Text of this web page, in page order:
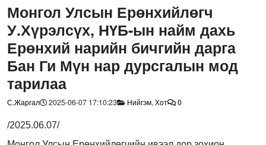
Монгол Улсын Ерөнхийлөгч
У.Хүрэлсүх, НҮБ-ын найм дахь
Ерөнхий нарийн бичгийн дарга
Бан Ги Мүн нар дурсгалын мод
тарилаа
С.Жаргал 2025-06-07 17:10:23 Нийгэм, Хот 0
/2025.06.07/